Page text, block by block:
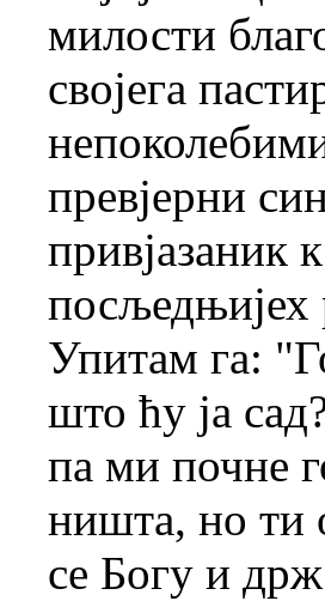
милости
својега
превјерни
привјазаник
посљедњијех
Упитам га:
што ћу ја
па ми почне
ништа, но ти
се Богу и